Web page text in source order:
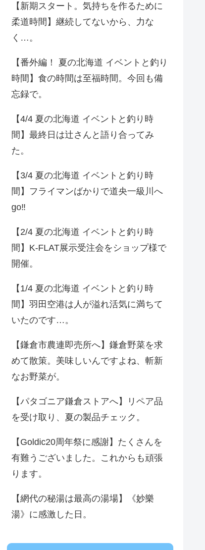
【新期スタート。気持ちを作るために
柔道時間】継続してないから、力な
く…。
【番外編！ 夏の北海道 イベントと釣り
時間】食の時間は至福時間。今回も備
忘録で。
【4/4 夏の北海道 イベントと釣り時
間】最終日は辻さんと語り合ってみ
た。
【3/4 夏の北海道 イベントと釣り時
間】フライマンばかりで道央一級川へ
go‼️
【2/4 夏の北海道 イベントと釣り時
間】K-FLAT展示受注会をショップ様で
開催。
【1/4 夏の北海道 イベントと釣り時
間】羽田空港は人が溢れ活気に満ちて
いたのです…。
【鎌倉市農連即売所へ】鎌倉野菜を求
めて散策。美味しいんですよね、斬新
なお野菜が。
【パタゴニア鎌倉ストアへ】リペア品
を受け取り、夏の製品チェック。
【Goldic20周年祭に感謝】たくさんを
有難うございました。これからも頑張
ります。
【網代の秘湯は最高の湯場】《妙樂
湯》に感激した日。